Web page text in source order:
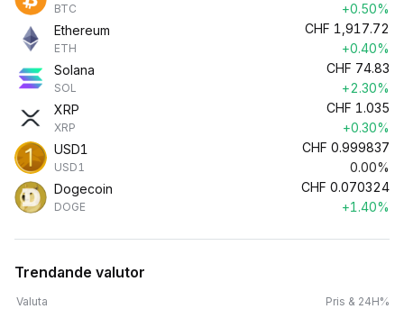
BTC
+0.50%
Ethereum
ETH
CHF 1,917.72
+0.40%
Solana
SOL
CHF 74.83
+2.30%
XRP
XRP
CHF 1.035
+0.30%
USD1
USD1
CHF 0.999837
0.00%
Dogecoin
DOGE
CHF 0.070324
+1.40%
Trendande valutor
Valuta Pris & 24H%